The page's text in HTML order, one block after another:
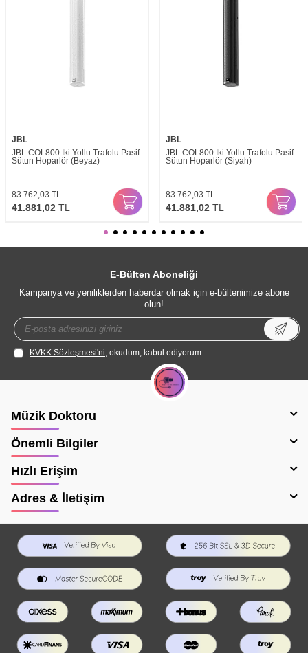
JBL
JBL COL800 İki Yollu Trafolu Pasif
Sütun Hoparlör (Beyaz)
83.762,03TL
41.881,02 TL
JBL
JBL COL800 İki Yollu Trafolu Pasif
Sütun Hoparlör (Siyah)
83.762,03TL
41.881,02TL
E-Bülten Aboneliği
Kampanya ve yeniliklerden haberdar olmak için e-bültenimize abone
olun!
KVKK Sözleşmesi'ni, okudum, kabul ediyorum.
Müzik Doktoru
Önemli Bilgiler
Hızlı Erişim
Adres & İletişim